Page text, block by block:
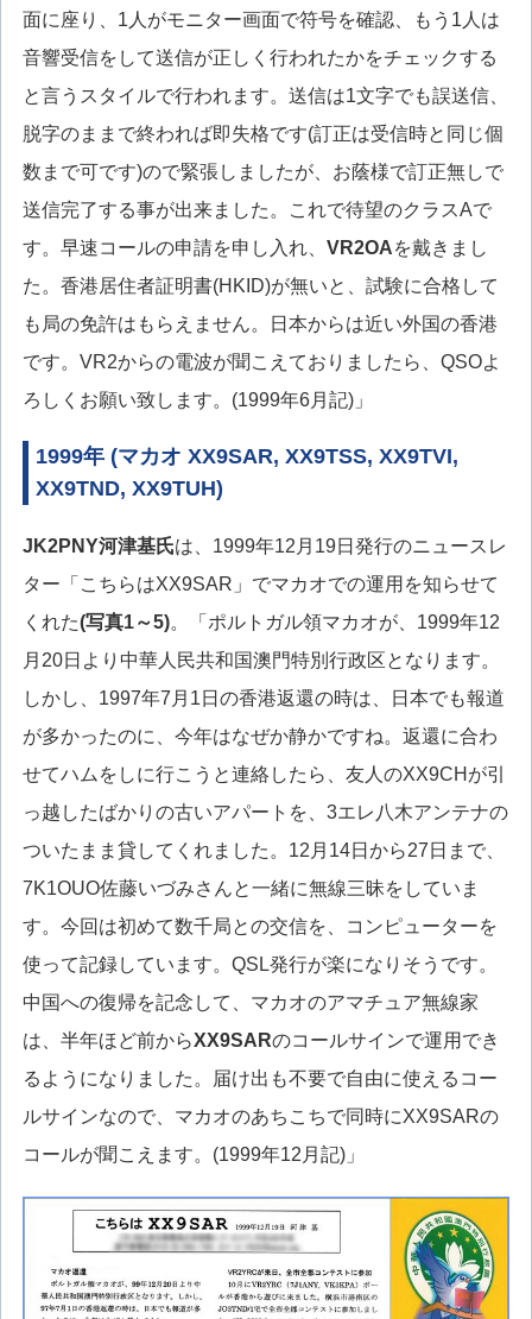
面に座り、1人がモニター画面で符号を確認、もう1人は
音響受信をして送信が正しく行われたかをチェックする
と言うスタイルで行われます。送信は1文字でも誤送信、
脱字のままで終われば即失格です(訂正は受信時と同じ個
数まで可です)ので緊張しましたが、お蔭様で訂正無しで
送信完了する事が出来ました。これで待望のクラスAで
す。早速コールの申請を申し入れ、 VR2OAを戴きまし
た。香港居住者証明書(HKID)が無いと、試験に合格して
も局の免許はもらえません。日本からは近い外国の香港
です。VR2からの電波が聞こえておりましたら、QSOよ
ろしくお願い致します。(1999年6月記)」
1999年 (マカオ XX9SAR, XX9TSS, XX9TVI,
XX9TND, XX9TUH)
JK2PNY河津基氏は、1999年12月19日発行のニュースレ
ター「こちらはXX9SAR」でマカオでの運用を知らせて
くれた(写真1～5)。「ポルトガル領マカオが、1999年12
月20日より中華人民共和国澳門特別行政区となります。
しかし、1997年7月1日の香港返還の時は、日本でも報道
が多かったのに、今年はなぜか静かですね。返還に合わ
せてハムをしに行こうと連絡したら、友人のXX9CHが引
っ越したばかりの古いアパートを、3エレ八木アンテナの
ついたまま貸してくれました。12月14日から27日まで、
7K1OUO佐藤いづみさんと一緒に無線三昧をしていま
す。今回は初めて数千局との交信を、コンピューターを
使って記録しています。QSL発行が楽になりそうです。
中国への復帰を記念して、マカオのアマチュア無線家
は、半年ほど前からXX9SARのコールサインで運用でき
るようになりました。届け出も不要で自由に使えるコー
ルサインなので、マカオのあちこちで同時にXX9SARの
コールが聞こえます。(1999年12月記)」